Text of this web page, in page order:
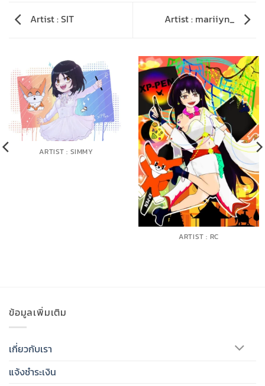
Artist : SIT Artist : mariiyn_
ARTIST : SIMMY
ARTIST : RC
ข้อมูลเพิ่มเติม
เกี่ยวกับเรา
แจ้งชำระเงิน